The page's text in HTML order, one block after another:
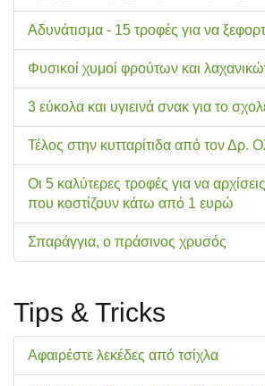
Αδυνάτισμα - 15 τροφές για να
Φυσικοί χυμοί φρούτων και
3 εύκολα και υγιεινά σνακ για το
Τέλος στην κυτταρίτιδα από τον Δρ.
Οι 5 καλύτερες τροφές για να
που κοστίζουν κάτω από 1 ευρώ
Σπαράγγια, ο πράσινος χρυσός
Tips & Tricks
Αφαιρέστε λεκέδες από τσίχλα